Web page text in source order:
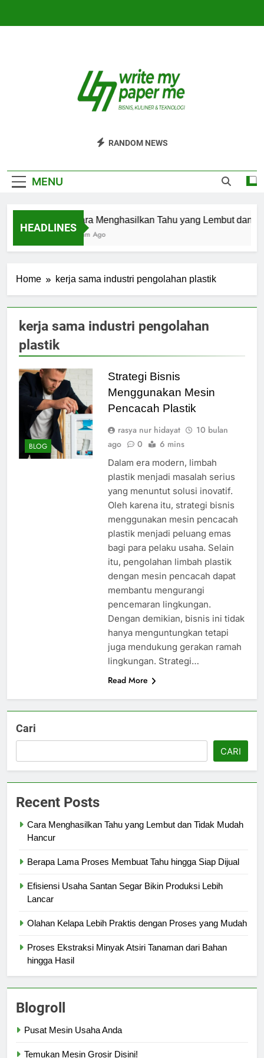
Bisnis, Kuliner, Teknologi
RANDOM NEWS
MENU
HEADLINES
Cara Menghasilkan Tahu yang Lembut dan
3 Jam Ago
Home kerja sama industri pengolahan plastik
kerja sama industri pengolahan
plastik
BLOG
Strategi Bisnis
Menggunakan Mesin
Pencacah Plastik
rasya nur hidayat
10 bulan
ago
0 6 mins
Dalam era modern, limbah
plastik menjadi masalah serius
yang menuntut solusi inovatif.
Oleh karena itu, strategi bisnis
menggunakan mesin pencacah
plastik menjadi peluang emas
bagi para pelaku usaha. Selain
itu, pengolahan limbah plastik
dengan mesin pencacah dapat
membantu mengurangi
pencemaran lingkungan.
Dengan demikian, bisnis ini tidak
hanya menguntungkan tetapi
juga mendukung gerakan ramah
lingkungan. Strategi…
Read More
Cari
CARI
Recent Posts
Cara Menghasilkan Tahu yang Lembut dan Tidak Mudah
Hancur
Berapa Lama Proses Membuat Tahu hingga Siap Dijual
Efisiensi Usaha Santan Segar Bikin Produksi Lebih
Lancar
Olahan Kelapa Lebih Praktis dengan Proses yang Mudah
Proses Ekstraksi Minyak Atsiri Tanaman dari Bahan
hingga Hasil
Blogroll
Pusat Mesin Usaha Anda
Temukan Mesin Grosir Disini!